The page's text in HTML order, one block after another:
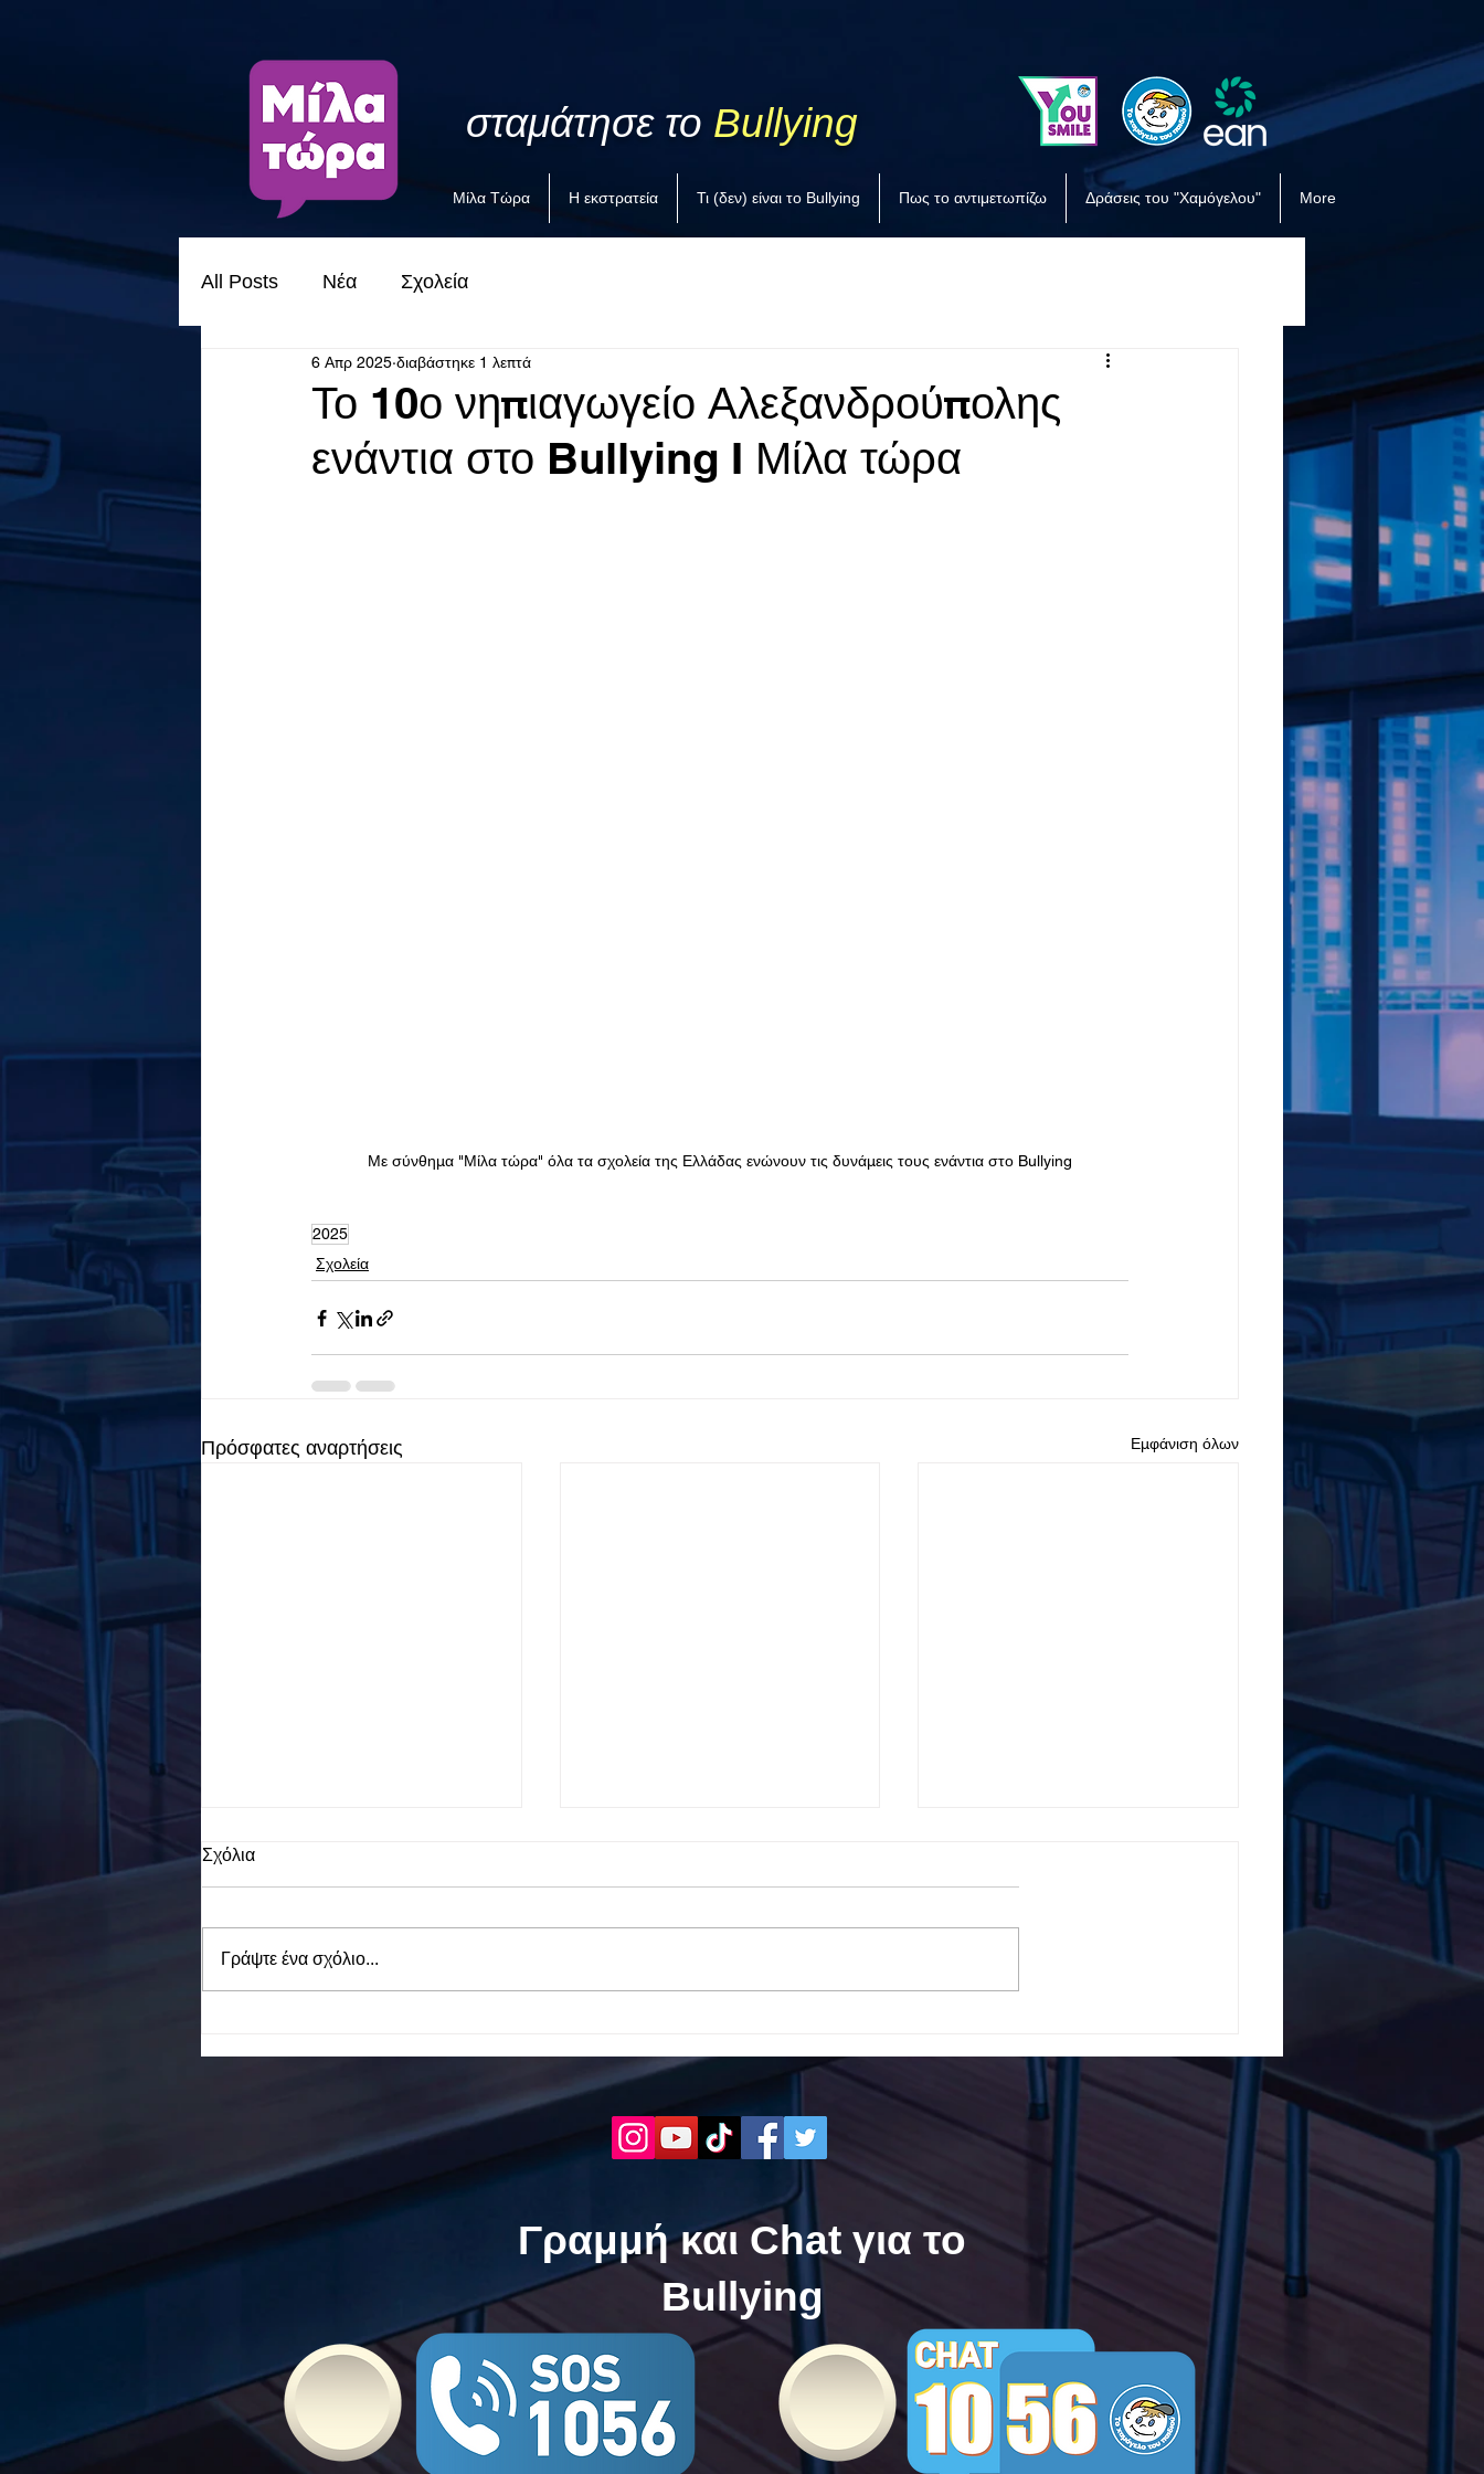
σταμάτησε το Bullying
Μίλα Τώρα Η εκστρατεία Τι (δεν) είναι το Bullying Πως το αντιμετωπίζω Δράσεις του "Χαμόγελου" More
All Posts Νέα Σχολεία
Το 10ο νηπιαγωγείο Αλεξανδρούπολης
ενάντια στο Bullying I Μίλα τώρα
6 Απρ 2025 διαβάστηκε 1 λεπτά
Με σύνθημα "Μίλα τώρα" όλα τα σχολεία της Ελλάδας ενώνουν τις δυνάμεις τους ενάντια στο Bullying
2025
Σχολεία
Πρόσφατες αναρτήσεις Εμφάνιση όλων
δυνάμεις τους ενάντια στο
Bullying
Τώρα. Με σύνθημα "Μίλα
Τώρα" όλα τα σχολεία της
Ελλάδας ενώνουν τις
δυνάμεις τους ενάντια στο
| Μίλα Τώρα. Με σύνθημα
"Μίλα Τώρα" όλα τα σχολεία
της Ελλάδας ενώνουν τις
δυνάμεις τους ενάντια στο
Σχόλια
Γράψτε ένα σχόλιο...
Γραμμή και Chat για το
Bullying